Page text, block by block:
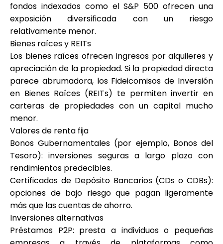
fondos indexados como el S&P 500 ofrecen una
exposición diversificada con un riesgo
relativamente menor.
Bienes raíces y REITs
Los bienes raíces ofrecen ingresos por alquileres y
apreciación de la propiedad. Si la propiedad directa
parece abrumadora, los Fideicomisos de Inversión
en Bienes Raíces (REITs) te permiten invertir en
carteras de propiedades con un capital mucho
menor.
Valores de renta fija
Bonos Gubernamentales (por ejemplo, Bonos del
Tesoro): inversiones seguras a largo plazo con
rendimientos predecibles.
Certificados de Depósito Bancarios (CDs o CDBs):
opciones de bajo riesgo que pagan ligeramente
más que las cuentas de ahorro.
Inversiones alternativas
Préstamos P2P: presta a individuos o pequeñas